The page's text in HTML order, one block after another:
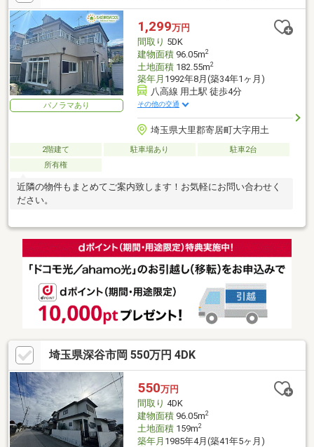
パノラマあり
1,299万円
間取り 5DK
建物面積96.05m2
土地面積182.55m2
築年月 1992年8月(築34年1ヶ月)
八高線 用土駅 徒歩4分
その他の交通
埼玉県大里郡寄居町大字用土
2階建て 駐車場あり
駐車2台
所有権
近隣の物件もまとめてご案内致します！お気軽にお問い合わせく
ださい。
埼玉県深谷市岡 550万円 4DK
550万円
間取り 4DK
建物面積96.05m2
土地面積159m2
築年月 1985年4月(築41年5ヶ月)